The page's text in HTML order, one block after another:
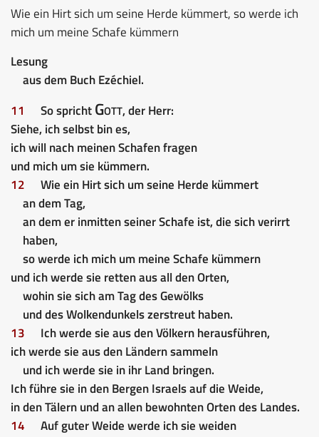
Wie ein Hirt sich um seine Herde kümmert, so werde ich
mich um meine Schafe kümmern
Lesung
aus dem Buch Ezéchiel.
11
So sprichtGott, der Herr:
Siehe, ich selbst bin es,
ich will nach meinen Schafen fragen
und mich um sie kümmern.
12
Wie ein Hirt sich um seine Herde kümmert
an dem Tag,
an dem er inmitten seiner Schafe ist, die sich verirrt
haben,
so werde ich mich um meine Schafe kümmern
und ich werde sie retten aus all den Orten,
wohin sie sich am Tag des Gewölks
und des Wolkendunkels zerstreut haben.
13
Ich werde sie aus den Völkern herausführen,
ich werde sie aus den Ländern sammeln
und ich werde sie in ihr Land bringen.
Ich führe sie in den Bergen Israels auf die Weide,
in den Tälern und an allen bewohnten Orten des Landes.
14
Auf guter Weide werde ich sie weiden